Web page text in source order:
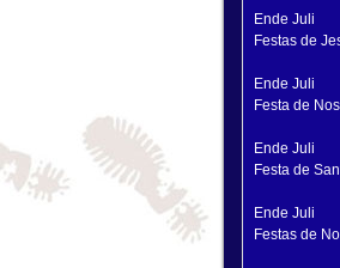
Ende Juli
Festas de
Ende Juli
Festa de
Ende Juli
Festa de
Ende Juli
Festas de